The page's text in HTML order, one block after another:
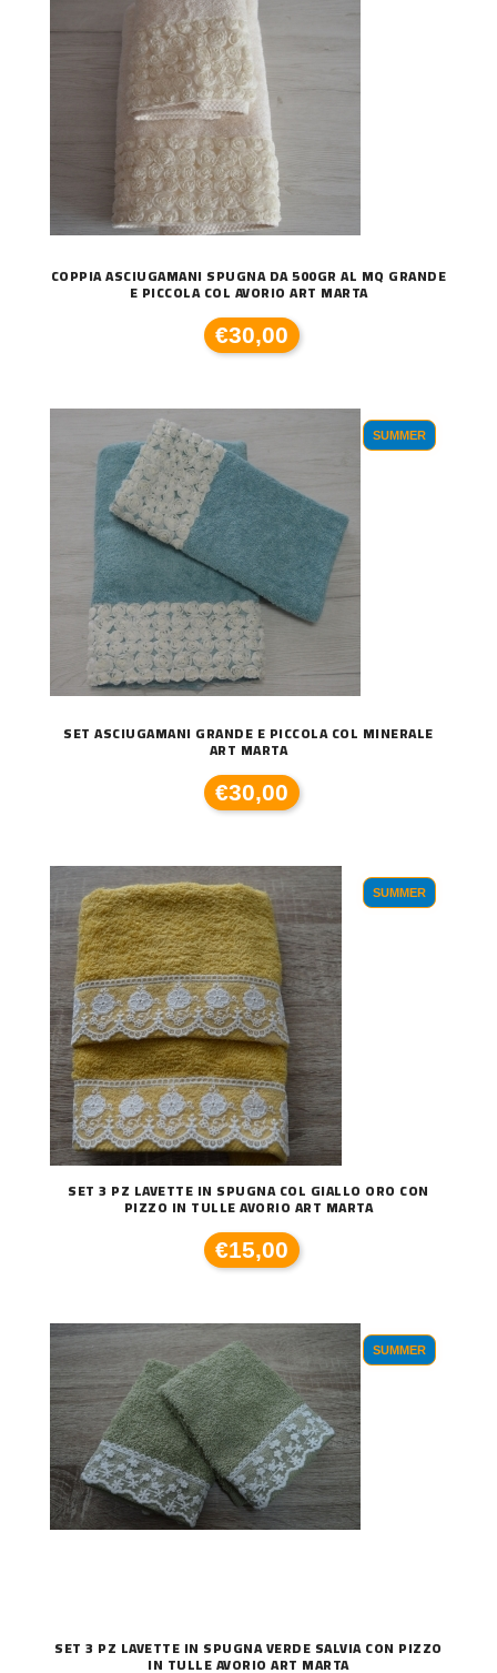
COPPIA ASCIUGAMANI SPUGNA DA 500GR AL MQ GRANDE
E PICCOLA COL AVORIO ART MARTA
€30,00
SUMMER
SET ASCIUGAMANI GRANDE E PICCOLA COL MINERALE
ART MARTA
€30,00
SUMMER
SET 3 PZ LAVETTE IN SPUGNA COL GIALLO ORO CON
PIZZO IN TULLE AVORIO ART MARTA
€15,00
SUMMER
SET 3 PZ LAVETTE IN SPUGNA VERDE SALVIA CON PIZZO
IN TULLE AVORIO ART MARTA